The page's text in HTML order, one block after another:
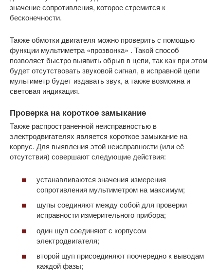
значение сопротивления, которое стремится к
бесконечности.
Также обмотки двигателя можно проверить с помощью
функции мультиметра «прозвонка» . Такой способ
позволяет быстро выявить обрыв в цепи, так как при этом
будет отсутствовать звуковой сигнал, в исправной цепи
мультиметр будет издавать звук, а также возможна и
световая индикация.
Проверка на короткое замыкание
Также распространенной неисправностью в
электродвигателях является короткое замыкание на
корпус. Для выявления этой неисправности (или её
отсутствия) совершают следующие действия:
устанавливаются значения измерения
сопротивления мультиметром на максимум;
щупы соединяют между собой для проверки
исправности измерительного прибора;
один щуп соединяют с корпусом
электродвигателя;
второй щуп присоединяют поочередно к выводам
каждой фазы;